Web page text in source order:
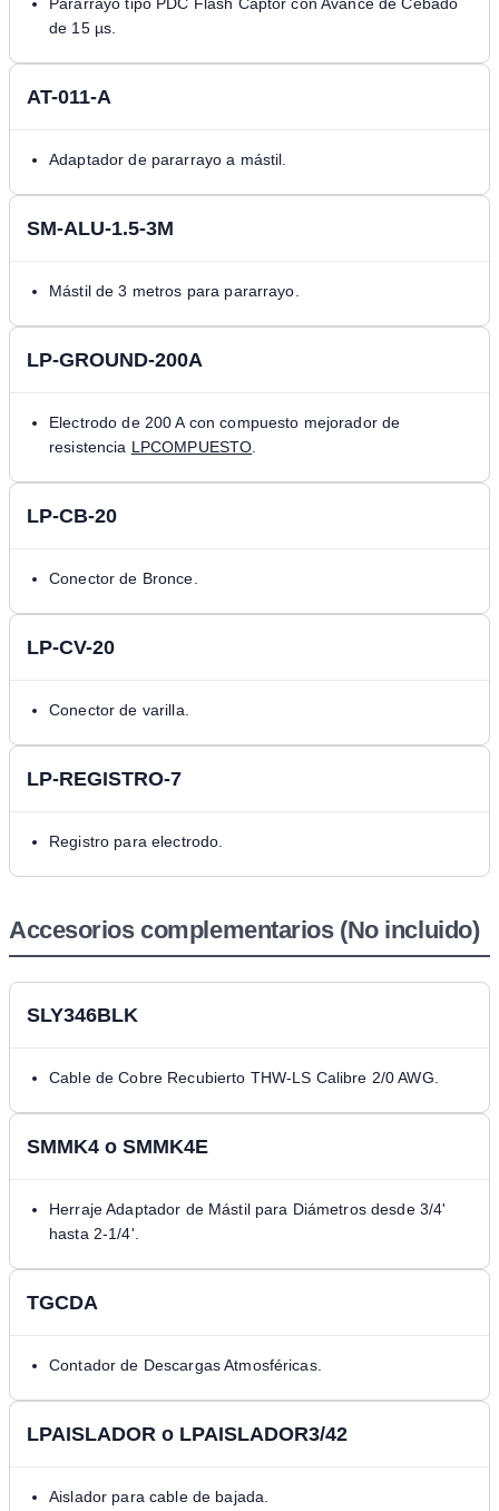
de 15 µs.
AT-011-A
Adaptador de pararrayo a mástil.
SM-ALU-1.5-3M
Mástil de 3 metros para pararrayo.
LP-GROUND-200A
Electrodo de 200 A con compuesto mejorador de
resistencia LPCOMPUESTO
LP-CB-20
Conector de Bronce.
LP-CV-20
Conector de varilla.
LP-REGISTRO-7
Registro para electrodo.
Accesorios complementarios (No incluido)
SLY346BLK
Cable de Cobre Recubierto THW-LS Calibre 2/0 AWG.
SMMK4 o SMMK4E
Herraje Adaptador de Mástil para Diámetros desde 3/4'
hasta 2-1/4'.
TGCDA
Contador de Descargas Atmosféricas.
LPAISLADOR o LPAISLADOR3/42
Aislador para cable de bajada.